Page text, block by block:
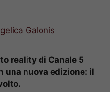
Galonis
reality di Canale 5
una nuova edizione: il